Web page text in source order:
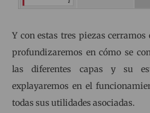
Y con estas tres piezas
profundizaremos en cómo se
las diferentes capas y su
explayaremos en el
todas sus utilidades asociadas.